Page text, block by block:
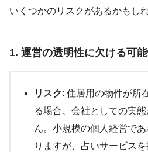
いくつかのリスクがあるかもし
1. 運営の透明性に欠ける可
リスク: 住居用の物件が所
る場合、会社としての実
ん。小規模の個人経営で
りますが、占いサービス